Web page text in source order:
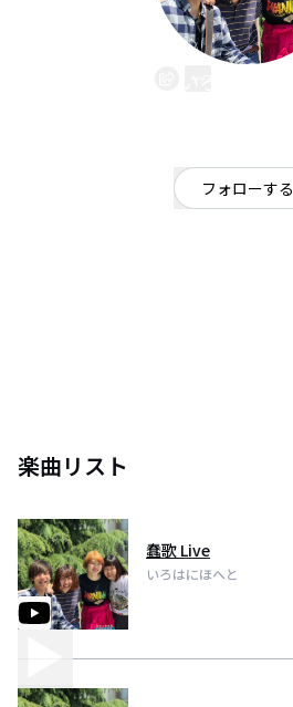
フォローする
楽曲リスト
蠢歌 Live
いろはにほへと